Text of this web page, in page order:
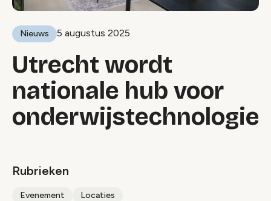
Nieuws 5 augustus 2025
Utrecht wordt
nationale hub voor
onderwijstechnologie
Rubrieken
Evenement Locaties